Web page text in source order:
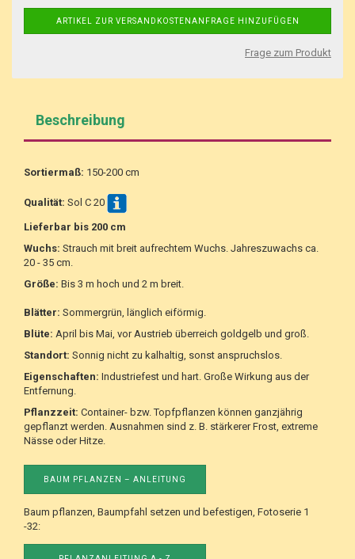
Frage zum Produkt
Beschreibung
Sortiermaß: 150-200 cm
Qualität: Sol C 20
Lieferbar bis 200 cm
Wuchs: Strauch mit breit aufrechtem Wuchs. Jahreszuwachs ca.
20 - 35 cm.
Größe: Bis 3 m hoch und 2 m breit.
Blätter: Sommergrün, länglich eiförmig.
Blüte: April bis Mai, vor Austrieb überreich goldgelb und groß.
Standort: Sonnig nicht zu kalhaltig, sonst anspruchslos.
Eigenschaften: Industriefest und hart. Große Wirkung aus der
Entfernung.
Pflanzzeit: Container- bzw. Topfpflanzen können ganzjährig
gepflanzt werden. Ausnahmen sind z. B. stärkerer Frost, extreme
Nässe oder Hitze.
BAUM PFLANZEN – ANLEITUNG
Baum pflanzen, Baumpfahl setzen und befestigen, Fotoserie 1
-32: